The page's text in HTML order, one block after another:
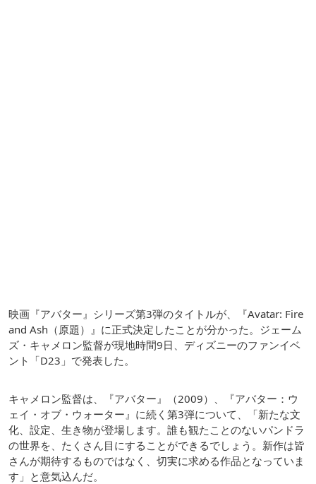
映画『アバター』シリーズ第3弾のタイトルが、『Avatar: Fire
and Ash（原題）』に正式決定したことが分かった。ジェーム
ズ・キャメロン監督が現地時間9日、ディズニーのファンイベ
ント「D23」で発表した。
キャメロン監督は、『アバター』（2009）、『アバター：ウ
ェイ・オブ・ウォーター』に続く第3弾について、「新たな文
化、設定、生き物が登場します。誰も観たことのないパンドラ
の世界を、たくさん目にすることができるでしょう。新作は皆
さんが期待するものではなく、切実に求める作品となっていま
す」と意気込んだ。